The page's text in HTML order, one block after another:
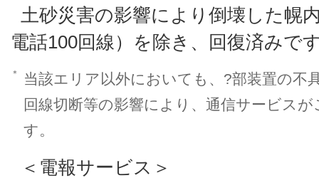
土砂災害の影響により倒壊した幌
電話100回線）を除き、回復済みで
＊
当該エリア以外においても、?部装置の不
回線切断等の影響により、通信サービス
す。
＜電報サービス＞